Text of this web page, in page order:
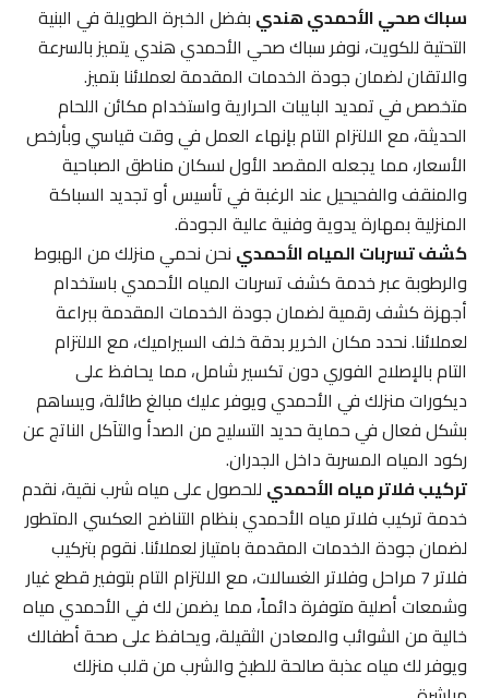
سباك صحي الأحمدي هنديبفضل الخبرة الطويلة في البنية
التحتية للكويت، نوفر سباك صحي الأحمدي هندي يتميز بالسرعة
والاتقان لضمان جودة الخدمات المقدمة لعملائنا بتميز.
متخصص في تمديد البايبات الحرارية واستخدام مكائن اللحام
الحديثة، مع الالتزام التام بإنهاء العمل في وقت قياسي وبأرخص
الأسعار، مما يجعله المقصد الأول لسكان مناطق الصباحية
والمنقف والفحيحيل عند الرغبة في تأسيس أو تجديد السباكة
المنزلية بمهارة يدوية وفنية عالية الجودة.
كشف تسربات المياه الأحمدينحن نحمي منزلك من الهبوط
والرطوبة عبر خدمة كشف تسربات المياه الأحمدي باستخدام
أجهزة كشف رقمية لضمان جودة الخدمات المقدمة ببراعة
لعملائنا. نحدد مكان الخرير بدقة خلف السيراميك، مع الالتزام
التام بالإصلاح الفوري دون تكسير شامل، مما يحافظ على
ديكورات منزلك في الأحمدي ويوفر عليك مبالغ طائلة، ويساهم
بشكل فعال في حماية حديد التسليح من الصدأ والتآكل الناتج عن
ركود المياه المسربة داخل الجدران.
تركيب فلاتر مياه الأحمديللحصول على مياه شرب نقية، نقدم
خدمة تركيب فلاتر مياه الأحمدي بنظام التناضح العكسي المتطور
لضمان جودة الخدمات المقدمة بامتياز لعملائنا. نقوم بتركيب
فلاتر 7 مراحل وفلاتر الغسالات، مع الالتزام التام بتوفير قطع غيار
وشمعات أصلية متوفرة دائماً، مما يضمن لك في الأحمدي مياه
خالية من الشوائب والمعادن الثقيلة، ويحافظ على صحة أطفالك
ويوفر لك مياه عذبة صالحة للطبخ والشرب من قلب منزلك